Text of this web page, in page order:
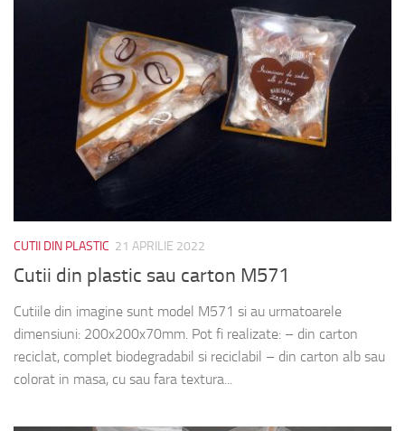
CUTII DIN PLASTIC 21 APRILIE 2022
Cutii din plastic sau carton M571
Cutiile din imagine sunt model M571 si au urmatoarele
dimensiuni: 200x200x70mm. Pot fi realizate: – din carton
reciclat, complet biodegradabil si reciclabil – din carton alb sau
colorat in masa, cu sau fara textura...